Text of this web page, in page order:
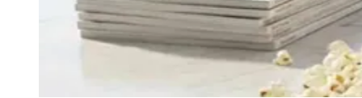
Anuncie Regional
Guia de Empresas
Vagas na RegiãoNovo